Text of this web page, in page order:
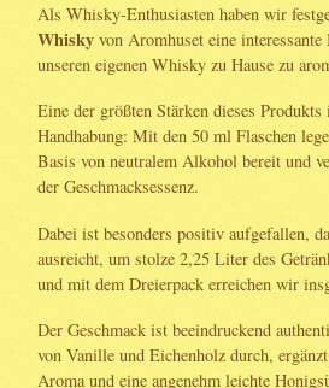
Als Whisky-Enthusiasten haben wir
Whisky von Aromhuset eine
unseren eigenen Whisky zu Hause zu
Eine der größten Stärken dieses
Handhabung: Mit den 50 ml Flaschen
Basis von neutralem Alkohol bereit und
der Geschmacksessenz.
Dabei ist besonders positiv aufgefallen,
ausreicht, um stolze 2,25 Liter des
und mit dem Dreierpack erreichen wir
Der Geschmack ist beeindruckend
von Vanille und Eichenholz durch,
Aroma und eine angenehm leichte